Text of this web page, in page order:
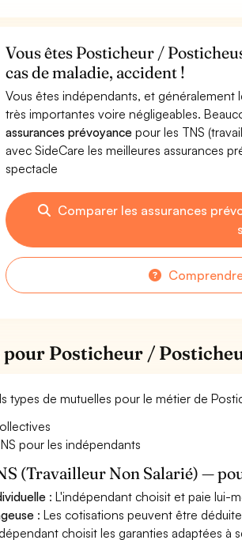
Vous êtes Posticheur /
cas de maladie, accident !
Vous êtes indépendants, et généralement
très importantes voire négligeables.
assurances prévoyancepour les TNS
avec SideCare les meilleures assurances
spectacle
Comparer les assurances
Posticheur /
types de mutuelles pour le métier de
pour les indépendants
(Travailleur Non Salarié) —
: L'indépendant choisit et paie lui-
: Les cotisations peuvent être
choisit les garanties adaptées à